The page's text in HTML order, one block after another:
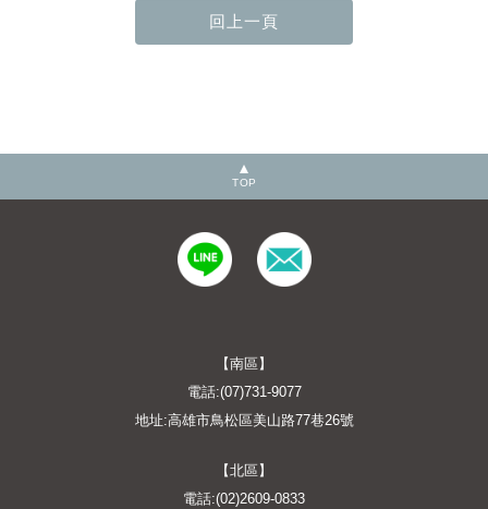
TOP
【南區】
電話:(07)731-9077
地址:高雄市鳥松區美山路77巷26號
【北區】
電話:(02)2609-0833